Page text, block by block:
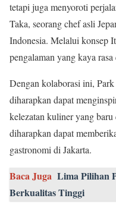
tetapi juga menyoroti
Taka, seorang chef asli
Indonesia. Melalui konsep
pengalaman yang kaya
Dengan kolaborasi ini,
diharapkan dapat
kelezatan kuliner yang
diharapkan dapat
gastronomi di Jakarta.
Baca Juga Lima Pilihan
Berkualitas Tinggi